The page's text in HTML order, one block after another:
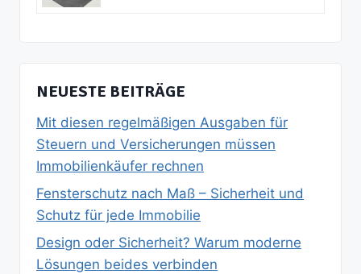
NEUESTE BEITRÄGE
Mit diesen regelmäßigen Ausgaben für
Steuern und Versicherungen müssen
Immobilienkäufer rechnen
Fensterschutz nach Maß – Sicherheit und
Schutz für jede Immobilie
Design oder Sicherheit? Warum moderne
Lösungen beides verbinden